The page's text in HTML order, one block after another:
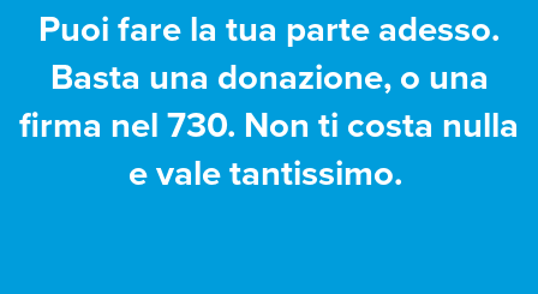
Puoi fare la tua parte adesso.
Basta una donazione, o una
firma nel 730. Non ti costa nulla
e vale tantissimo.